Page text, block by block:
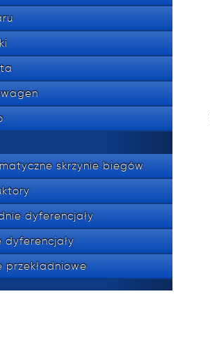
skrzynie biegów
dyferencjały
dyferencjały
przekładniowe